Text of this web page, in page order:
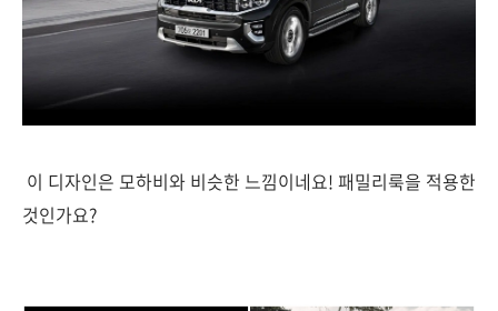
이 디자인은 모하비와 비슷한 느낌이네요! 패밀리룩을 적용한
것인가요?